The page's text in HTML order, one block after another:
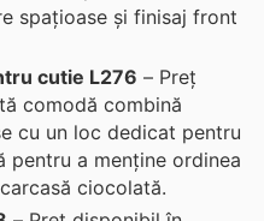
spațioase și finisaj front
cutie L276 – Preț
comodă combină
cu un loc dedicat pentru
pentru a menține ordinea
ciocolată.